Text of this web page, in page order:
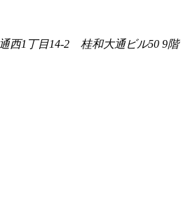
西1丁目14-2 桂和大通ビル50 9階